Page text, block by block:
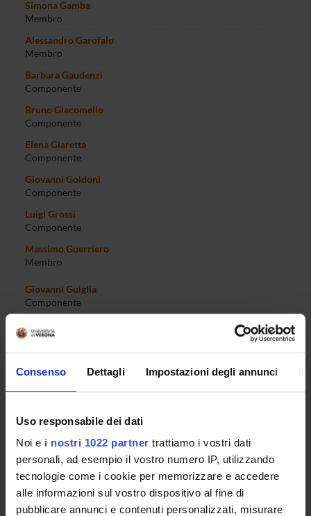
Consenso Dettagli Impostazioni degli annunci
Uso responsabile dei dati
Noi e i nostri 1022 partner trattiamo i vostri dati
personali, ad esempio il vostro numero IP, utilizzando
tecnologie come i cookie per memorizzare e accedere
alle informazioni sul vostro dispositivo al fine di
pubblicare annunci e contenuti personalizzati, misurare
Simona Gamba
Membro
Alessandro Garofalo
Membro
Barbara Gaudenzi
Componente
Bruno Giacomello
Componente
Elena Giaretta
Componente
Giovanni Goldoni
Componente
Luigi Grossi
Componente
Massimo Guerriero
Membro
Giovanni Guiglia
Componente
Componente
Componente
Giuseppe Licastro
Vania Licio
Membro
Paolo Lilaj
Componente
Giandemetrio Marangoni
Membro